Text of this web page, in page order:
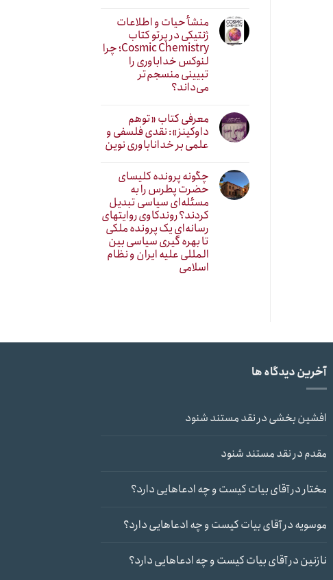
منشأ حیات و اطلاعات
ژنتیکی در پرتو کتاب
Cosmic Chemistry؛ چرا
لنوکس خداباوری را
تبیینی منسجم‌تر
می‌داند؟
معرفی کتاب «توهم
داوکینز»: نقدی فلسفی و
علمی بر خداناباوری نوین
چگونه پرونده کلیسای
حضرت پطرس را به
مسئله‌ای سیاسی تبدیل
کردند؟ روندکاوی روایتهای
رسانه‌ایِ یک پرونده ملکی
تا بهره گیری سیاسی بین
المللی علیه ایران و نظام
اسلامی
آخرین دیدگاه ها
افشین بخشیدرنقد مستند شنود
مقدمدرنقد مستند شنود
مختاردرآقای بیات کیست و چه ادعاهایی دارد؟
موسویهدرآقای بیات کیست و چه ادعاهایی دارد؟
نازنیندرآقای بیات کیست و چه ادعاهایی دارد؟